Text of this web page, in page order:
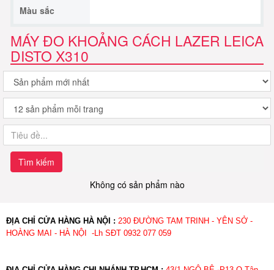
Màu sắc
MÁY ĐO KHOẢNG CÁCH LAZER LEICA
DISTO X310
Tìm kiếm
Không có sản phẩm nào
ĐỊA CHỈ CỬA HÀNG HÀ NỘI : 230 ĐƯỜNG TAM TRINH - YÊN SỞ -
HOÀNG MAI - HÀ NỘI -Lh SĐT 0932 077 059